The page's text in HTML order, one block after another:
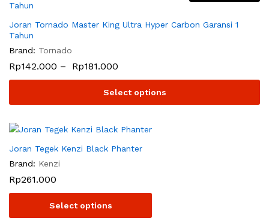
Joran Tornado Master King Ultra Hyper Carbon Garansi 1
Tahun
Brand: Tornado
Rp142.000 – Rp181.000
Select options
Joran Tegek Kenzi Black Phanter
Brand: Kenzi
Rp261.000
Select options